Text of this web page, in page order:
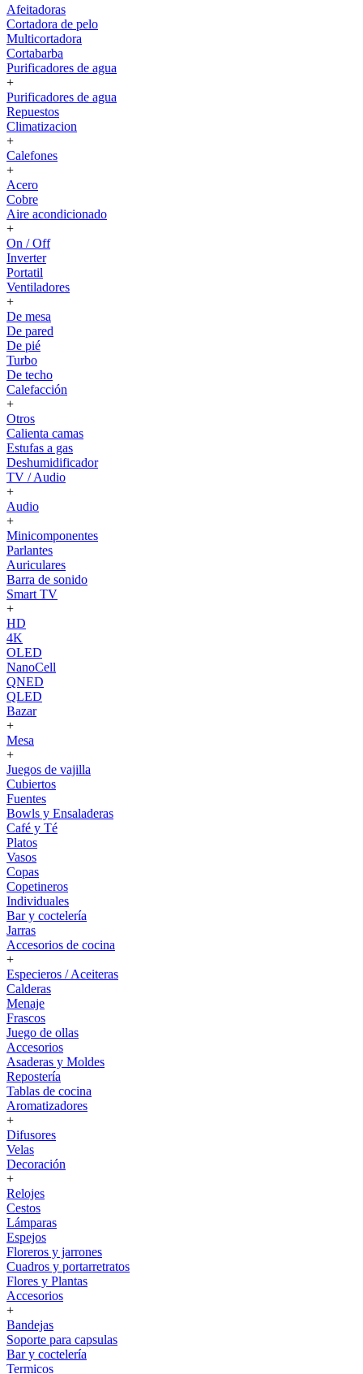
Afeitadoras
Cortadora de pelo
Multicortadora
Cortabarba
Purificadores de agua
+
Purificadores de agua
Repuestos
Climatizacion
+
Calefones
+
Acero
Cobre
Aire acondicionado
+
On / Off
Inverter
Portatil
Ventiladores
+
De mesa
De pared
De pié
Turbo
De techo
Calefacción
+
Otros
Calienta camas
Estufas a gas
Deshumidificador
TV / Audio
+
Audio
+
Minicomponentes
Parlantes
Auriculares
Barra de sonido
Smart TV
+
HD
4K
OLED
NanoCell
QNED
QLED
Bazar
+
Mesa
+
Juegos de vajilla
Cubiertos
Fuentes
Bowls y Ensaladeras
Café y Té
Platos
Vasos
Copas
Copetineros
Individuales
Bar y coctelería
Jarras
Accesorios de cocina
+
Especieros / Aceiteras
Calderas
Menaje
Frascos
Juego de ollas
Accesorios
Asaderas y Moldes
Repostería
Tablas de cocina
Aromatizadores
+
Difusores
Velas
Decoración
+
Relojes
Cestos
Lámparas
Espejos
Floreros y jarrones
Cuadros y portarretratos
Flores y Plantas
Accesorios
+
Bandejas
Soporte para capsulas
Bar y coctelería
Termicos